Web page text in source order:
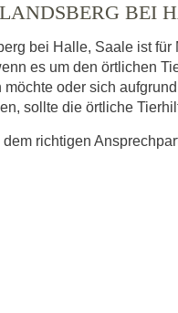
BEI
bei Halle, Saale ist
es um den örtlichen
möchte oder sich
sollte die örtliche
richtigen